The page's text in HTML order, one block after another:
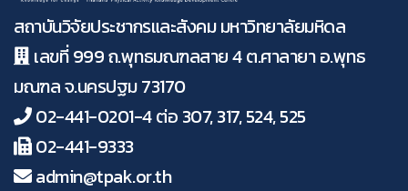
สถาบันวิจัยประชากรและสังคม มหาวิทยาลัยมหิดล
เลขที่ 999 ถ.พุทธมณฑลสาย 4 ต.ศาลายา อ.พุทธ
มณฑล จ.นครปฐม 73170
02-441-0201-4 ต่อ 307, 317, 524, 525
02-441-9333
admin@tpak.or.th